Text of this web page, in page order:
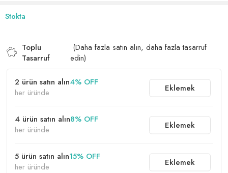
Stokta
Toplu
Tasarruf
(Daha fazla satın alın, daha fazla tasarruf
edin)
2 ürün satın alın4% OFF
her üründe
Eklemek
4 ürün satın alın8% OFF
her üründe
Eklemek
5 ürün satın alın15% OFF
her üründe
Eklemek